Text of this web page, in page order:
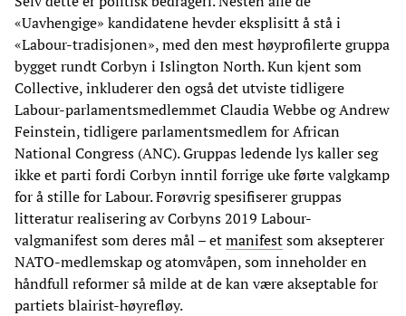
«Uavhengige» kandidatene hevder eksplisitt å stå i
«Labour-tradisjonen», med den mest høyprofilerte gruppa
bygget rundt Corbyn i Islington North. Kun kjent som
Collective, inkluderer den også det utviste tidligere
Labour-parlamentsmedlemmet Claudia Webbe og Andrew
Feinstein, tidligere parlamentsmedlem for African
National Congress (ANC). Gruppas ledende lys kaller seg
ikke et parti fordi Corbyn inntil forrige uke førte valgkamp
for å stille for Labour. Forøvrig spesifiserer gruppas
litteratur realisering av Corbyns 2019 Labour-
valgmanifest som deres mål – etmanifestsom aksepterer
NATO-medlemskap og atomvåpen, som inneholder en
håndfull reformer så milde at de kan være akseptable for
partiets blairist-høyrefløy.